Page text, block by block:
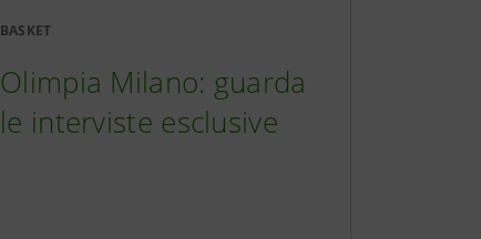
BASKET
Olimpia Milano: guarda
le interviste esclusive